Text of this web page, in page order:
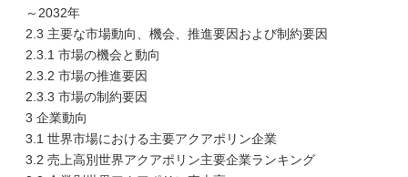
～2032年
2.3 主要な市場動向、機会、推進要因および制約要因
2.3.1 市場の機会と動向
2.3.2 市場の推進要因
2.3.3 市場の制約要因
3 企業動向
3.1 世界市場における主要アクアポリン企業
3.2 売上高別世界アクアポリン主要企業ランキング